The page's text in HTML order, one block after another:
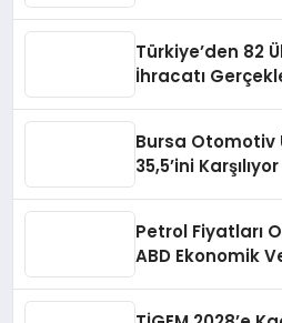
Türkiye’den 82
İhracatı
Bursa Otomotiv
35,5’ini Karşılıyor
Petrol Fiyatları
ABD Ekonomik